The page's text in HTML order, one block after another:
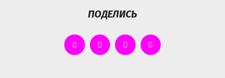
ПОДЕЛИСЬ